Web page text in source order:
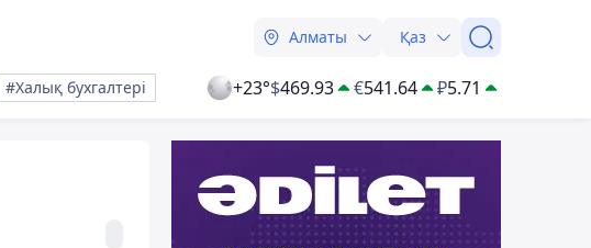
Алматы Қаз
#Халық бухгалтері +23°$469.93 €541.64 ₽5.71